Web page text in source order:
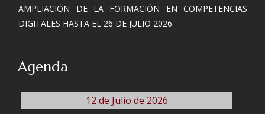
AMPLIACIÓN DE LA FORMACIÓN EN COMPETENCIAS
DIGITALES HASTA EL 26 DE JULIO 2026
Agenda
12 de Julio de 2026